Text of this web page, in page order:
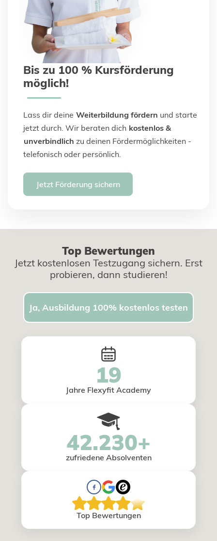
Bis zu 100 % Kursförderung
möglich!
Lass dir deine Weiterbildung fördern und starte
jetzt durch. Wir beraten dich kostenlos &
unverbindlich zu deinen Fördermöglichkeiten -
telefonisch oder persönlich.
Jetzt Förderung sichern
Top Bewertungen
Jetzt kostenlosen Testzugang sichern. Erst
probieren, dann studieren!
Ja, Ausbildung 100% kostenlos testen
19
Jahre Flexyfit Academy
42.230+
zufriedene Absolventen
Top Bewertungen